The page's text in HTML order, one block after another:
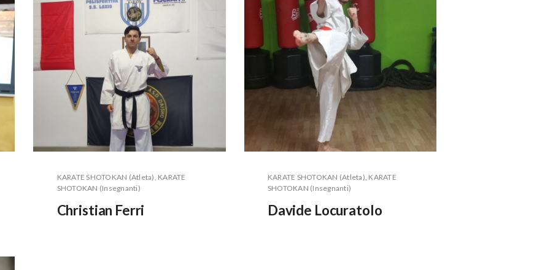
KARATE SHOTOKAN (Atleta) , KARATE
SHOTOKAN (Insegnanti)
Christian Ferri
KARATE SHOTOKAN (Atleta) , KARATE
SHOTOKAN (Insegnanti)
Davide Locuratolo